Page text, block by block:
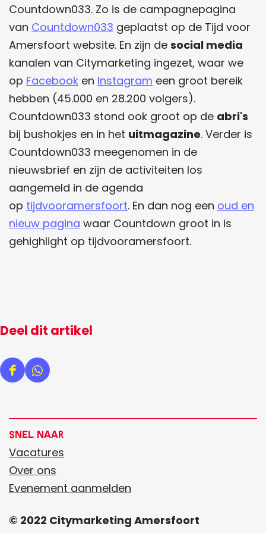
Countdown033. Zo is de campagnepagina
van Countdown033 geplaatst op de Tijd voor
Amersfoort website. En zijn de social media
kanalen van Citymarketing ingezet, waar we
op Facebook en Instagram een groot bereik
hebben (45.000 en 28.200 volgers).
Countdown033 stond ook groot op de abri's
bij bushokjes en in het uitmagazine. Verder is
Countdown033 meegenomen in de
nieuwsbrief en zijn de activiteiten los
aangemeld in de agenda
op tijdvooramersfoort. En dan nog een oud en
nieuw pagina waar Countdown groot in is
gehighlight op tijdvooramersfoort.
Deel dit artikel
D
l
d
e
z
p
D
l
d
e
z
p
Snel naar
Vacatures
Over ons
Evenement aanmelden
© 2022 Citymarketing Amersfoort